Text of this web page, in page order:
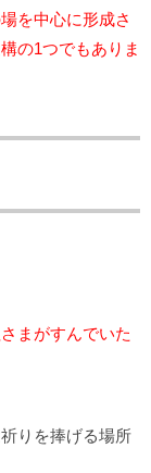
を中心に形成さ
の1つでもありま
まがすんでいた
りを捧げる場所